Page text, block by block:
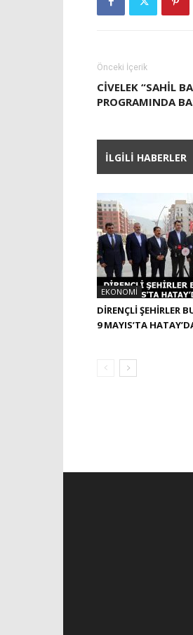
Önceki İçerik
CIVELEK “SAHIL
PROGRAMINDA
İLGILI HABERLER
EKONOMI
DİRENÇLİ ŞEHİRLER
9 MAYIS’TA